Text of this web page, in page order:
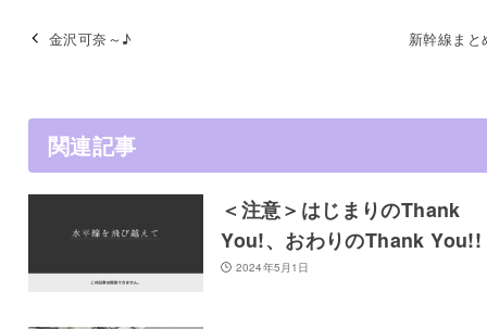
金沢可奈～♪ 新幹線まと
関連記事
＜注意＞はじまりのThank
You!、おわりのThank You!!
2024年5月1日